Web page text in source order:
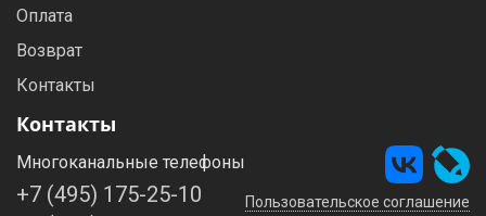
Оплата
Возврат
Контакты
Контакты
Многоканальные телефоны
+7 (495) 175-25-10
Пользовательское соглашение